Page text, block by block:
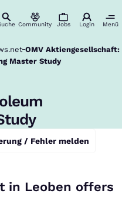
Community Jobs Login Menü
OMV Aktiengesellschaft:
Master Study
/ Fehler melden
in Leoben offers